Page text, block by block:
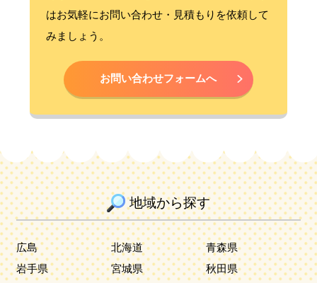
はお気軽にお問い合わせ・見積もりを依頼して
みましょう。
お問い合わせフォームへ
地域から探す
広島 北海道
青森県
岩手県
宮城県
秋田県